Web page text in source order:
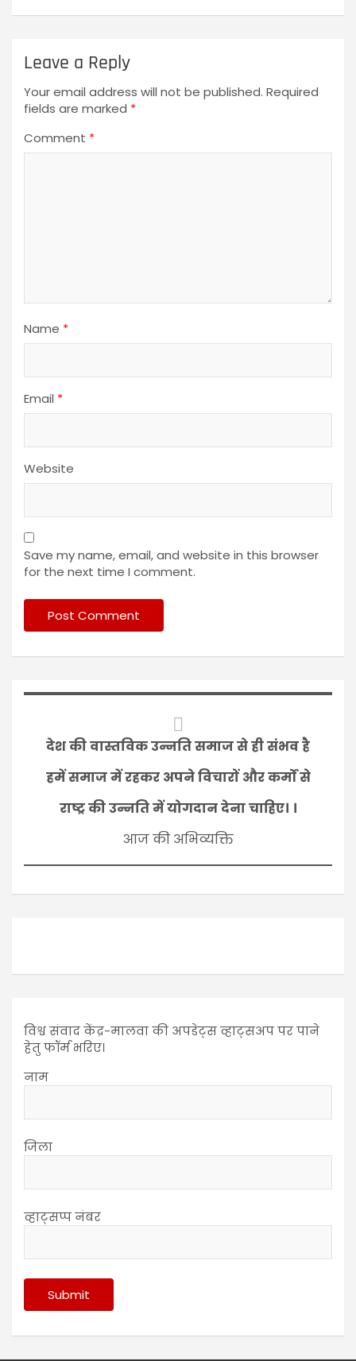
Leave a Reply
Your email address will not be published. Required
fields are marked *
Comment *
Name *
Email *
Website
Save my name, email, and website in this browser
for the next time I comment.
देश की वास्तविक उन्नति समाज से ही संभव है
हमें समाज में रहकर अपने विचारों और कर्मों से
राष्ट्र की उन्नति में योगदान देना चाहिए। ।
आज की अभिव्यक्ति
विश्व संवाद केंद्र-मालवा की अपडेट्स व्हाट्सअप पर पाने
हेतु फॉर्म भरिए।
नाम
जिला
व्हाट्सप्प नंबर